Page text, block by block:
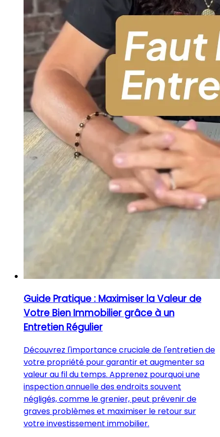
Guide Pratique : Maximiser la Valeur de
Votre Bien Immobilier grâce à un
Entretien Régulier
Découvrez l'importance cruciale de l'entretien de
votre propriété pour garantir et augmenter sa
valeur au fil du temps. Apprenez pourquoi une
inspection annuelle des endroits souvent
négligés, comme le grenier, peut prévenir de
graves problèmes et maximiser le retour sur
votre investissement immobilier.